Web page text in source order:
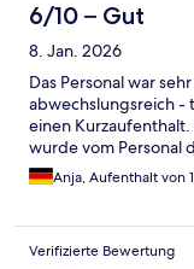
6/10 – Gut
8. Jan. 2026
Das Personal war
abwechslungsreich -
einen
wurde vom Personal
Anja, Aufenthalt von
Verifizierte Bewertung